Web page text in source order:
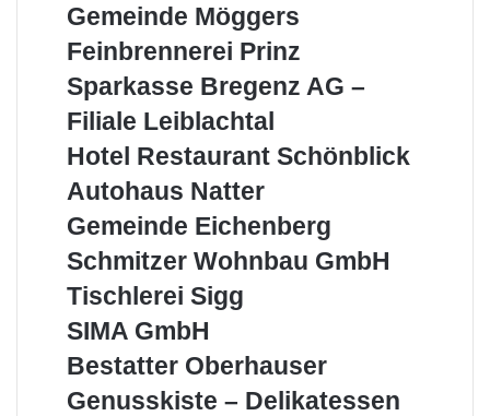
Gemeinde
Gemeinde Möggers
Feinbrennerei
Feinbrennerei Prinz
Sparkasse
Bregenz
AG
–
Leiblachtal
Sparkasse Bregenz AG –
Filiale Leiblachtal
Hotel
Schönblick
Hotel Restaurant Schönblick
Autohaus
Autohaus Natter
Gemeinde
Gemeinde Eichenberg
Schmitzer
GmbH
Schmitzer Wohnbau GmbH
Tischlerei
Tischlerei Sigg
SIMA
SIMA GmbH
Bestatter
Bestatter Oberhauser
Genusskiste
Genusskiste – Delikatessen